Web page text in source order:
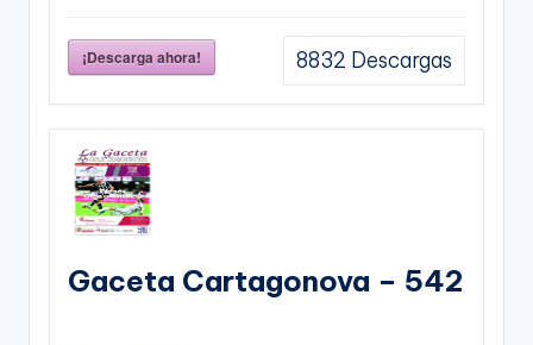
¡Descarga ahora! 8832 Descargas
Gaceta Cartagonova – 542